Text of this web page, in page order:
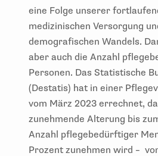
eine Folge unserer
medizinischen Versorgung
demografischen Wandels.
aber auch die Anzahl
Personen. Das Statistische
(Destatis) hat in einer
vom März 2023 errechnet,
zunehmende Alterung bis
Anzahl pflegebedürftiger
Prozent zunehmen wird –